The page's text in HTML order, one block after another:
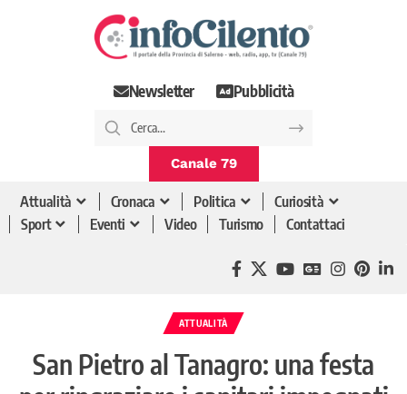
Newsletter Pubblicità
Canale 79
Attualità Cronaca Politica
Curiosità
Sport
Eventi Video Turismo Contattaci
ATTUALITÀ
San Pietro al Tanagro: una festa